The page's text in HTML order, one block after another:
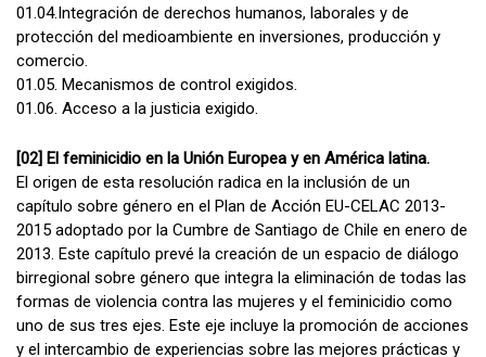
01.04.Integración de derechos humanos, laborales y de
protección del medioambiente en inversiones, producción y
comercio.
01.05. Mecanismos de control exigidos.
01.06. Acceso a la justicia exigido.
[02] El feminicidio en la Unión Europea y en América latina.
El origen de esta resolución radica en la inclusión de un
capítulo sobre género en el Plan de Acción EU-CELAC 2013-
2015 adoptado por la Cumbre de Santiago de Chile en enero de
2013. Este capítulo prevé la creación de un espacio de diálogo
birregional sobre género que integra la eliminación de todas las
formas de violencia contra las mujeres y el feminicidio como
uno de sus tres ejes. Este eje incluye la promoción de acciones
y el intercambio de experiencias sobre las mejores prácticas y